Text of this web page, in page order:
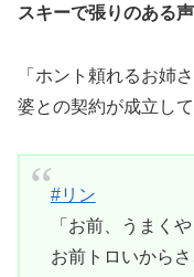
スキーで張りのある声
「ホント頼れるお姉
婆との契約が成立し
#リン
「お前、うまく
お前トロいから